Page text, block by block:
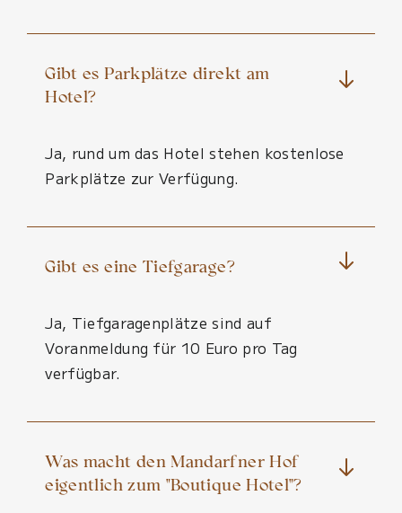
Gibt es Parkplätze direkt am
Hotel?
Ja, rund um das Hotel stehen kostenlose
Parkplätze zur Verfügung.
Gibt es eine Tiefgarage?
Ja, Tiefgaragenplätze sind auf
Voranmeldung für 10 Euro pro Tag
verfügbar.
Was macht den Mandarfner Hof
eigentlich zum "Boutique Hotel"?